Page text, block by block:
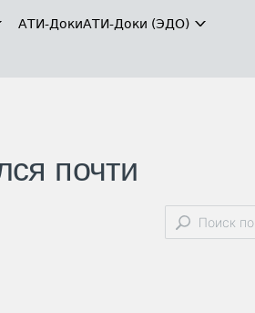
АТИ-ДокиАТИ-Доки (ЭДО)
почти